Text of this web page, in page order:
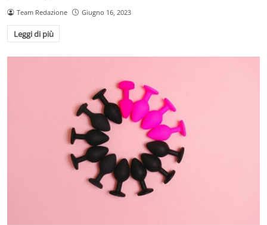
Team Redazione Giugno 16, 2023
Leggi di più